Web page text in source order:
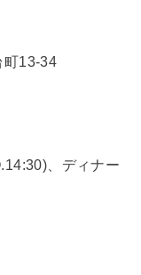
13‐34
、ディナー